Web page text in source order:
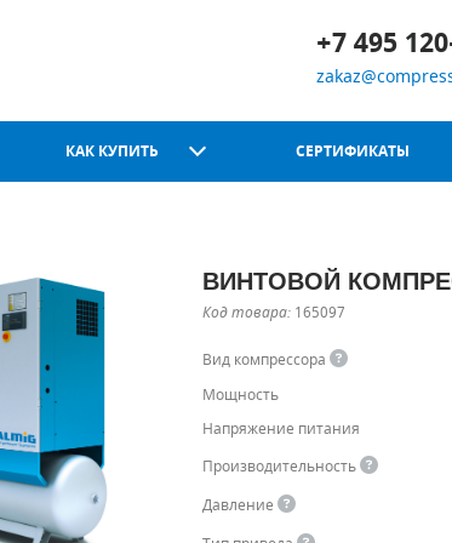
+7 495
КАК КУПИТЬ СЕРТИФИКАТЫ
ВИНТОВОЙ
Код товара: 165097
Вид компрессора
Мощность
Напряжение питания
Производительность
Давление